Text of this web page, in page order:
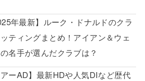
年最新】ルーク・ドナルドのクラ
ティングまとめ！アイアン＆ウェ
名手が選んだクラブは？
アーAD】最新HDや人気DIなど歴代